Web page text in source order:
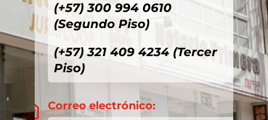
(+57) 300 994 0610
(Segundo Piso)
(+57) 321 409 4234 (Tercer
Piso)
 Correo electrónico: